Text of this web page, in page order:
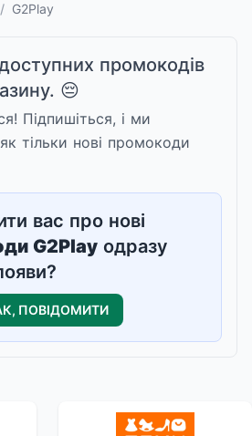
/ G2Play
промокодів
😔
Підпишіться, і ми
тільки нові промокоди
вас про нові
G2Playодразу
ПОВІДОМИТИ